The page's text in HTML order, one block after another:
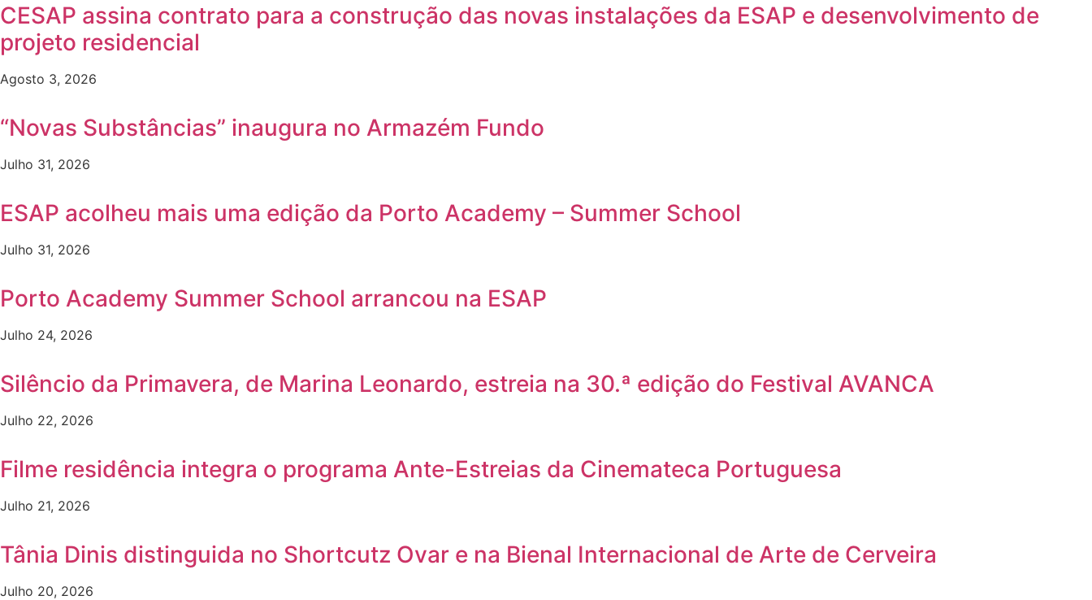
CESAP assina contrato para a construção das novas instalações da ESAP e desenvolvimento de
projeto residencial
Agosto 3, 2026
“Novas Substâncias” inaugura no Armazém Fundo
Julho 31, 2026
ESAP acolheu mais uma edição da Porto Academy – Summer School
Julho 31, 2026
Porto Academy Summer School arrancou na ESAP
Julho 24, 2026
Silêncio da Primavera, de Marina Leonardo, estreia na 30.ª edição do Festival AVANCA
Julho 22, 2026
Filme residência integra o programa Ante-Estreias da Cinemateca Portuguesa
Julho 21, 2026
Tânia Dinis distinguida no Shortcutz Ovar e na Bienal Internacional de Arte de Cerveira
Julho 20, 2026